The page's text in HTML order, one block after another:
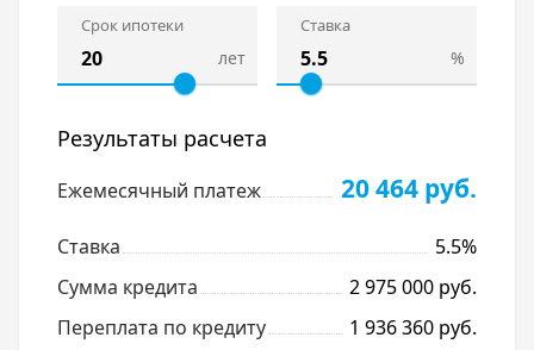
Срок ипотеки
лет
Ставка
%
Результаты расчета
Ежемесячный платеж 20 464 руб.
Ставка
5.5%
Сумма кредита
2 975 000 руб.
Переплата по кредиту
1 936 360 руб.